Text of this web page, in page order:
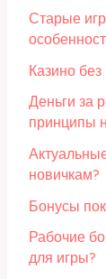
Старые
Казино
Деньги за
принципы
новичкам?
Бонусы
Рабочие
для игры?